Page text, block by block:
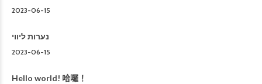
2023-06-15
נערות ליווי
2023-06-15
Hello world! 哈囉！